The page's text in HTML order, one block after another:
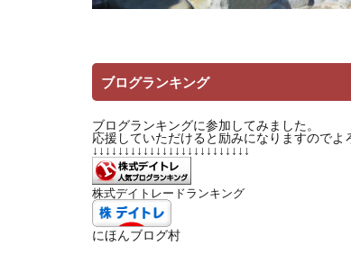
ブログランキング
ブログランキングに参加してみました。
応援していただけると励みになりますのでよ
↓↓↓↓↓↓↓↓↓↓↓↓↓↓↓↓↓↓↓↓↓↓↓↓↓
株式デイトレードランキング
にほんブログ村